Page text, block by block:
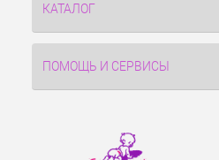
КАТАЛОГ
ПОМОЩЬ И СЕРВИСЫ